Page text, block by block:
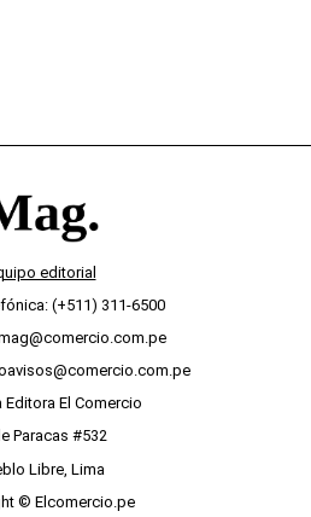
editorial
(+511) 311-6500
Editora El Comercio
Paracas #532
Libre, Lima
© Elcomercio.pe